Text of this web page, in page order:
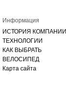
Информация
ИСТОРИЯ КОМПАНИИ
ТЕХНОЛОГИИ
КАК ВЫБРАТЬ
ВЕЛОСИПЕД
Карта сайта